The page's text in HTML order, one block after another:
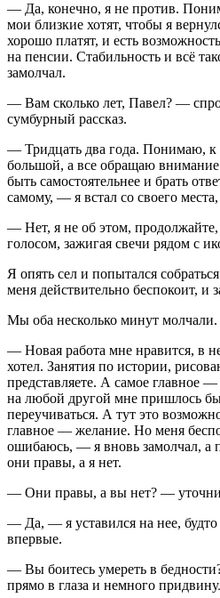
— Да, конечно, я не против.
мои близкие хотят, чтобы я
хорошо платят, и есть
на пенсии. Стабильность и всё
замолчал.
— Вам сколько лет, Павел? —
сумбурный рассказ.
— Тридцать два года. Понимаю, к
большой, а все обращаю
быть самостоятельнее и брать
самому, — я встал со своего
— Нет, я не об этом,
голосом, зажигая свечи рядом с
Я опять сел и попытался
меня действительно беспокоит, и
Мы оба несколько минут молчали.
— Новая работа мне нравится, в
хотел. Занятия по истории,
представляете. А самое главное —
на любой другой мне пришлось бы
переучиваться. А тут это
главное — желание. Но меня
ошибаюсь, — я вновь замолчал, а
они правы, а я нет.
— Они правы, а вы нет? —
— Да, — я уставился на нее,
впервые.
— Вы боитесь умереть в
прямо в глаза и немного